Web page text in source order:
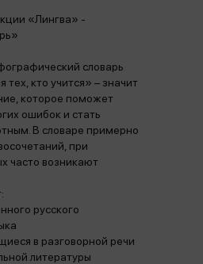
«Лингва» -
словарь
тех, кто учится» – значит
которое поможет
ошибок и стать
В словаре примерно
при
часто возникают
русского
в разговорной речи
литературы